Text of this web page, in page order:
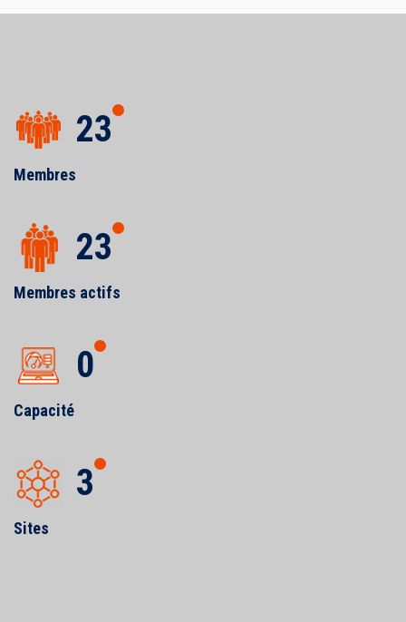
23
Membres
23
Membres actifs
0
Capacité
3
Sites